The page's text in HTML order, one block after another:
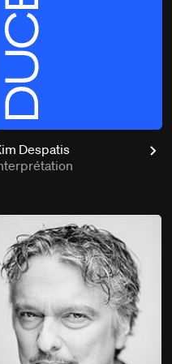
Despatis